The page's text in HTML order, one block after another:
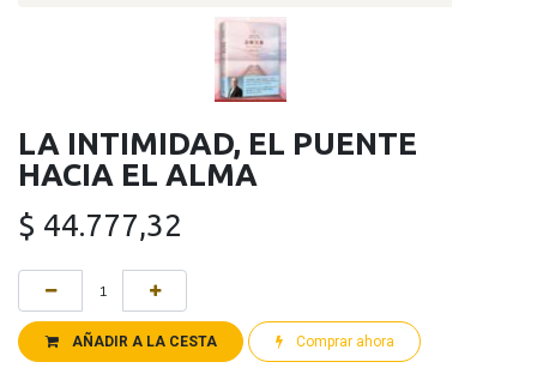
LA INTIMIDAD, EL PUENTE
HACIA EL ALMA
$ 44.777,32
AÑADIR A LA CESTA Comprar ahora